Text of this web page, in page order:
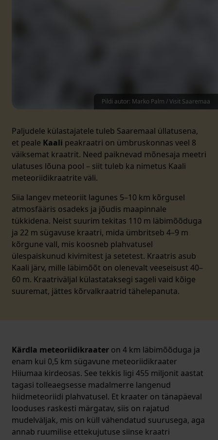
Paljudele külastajatele tuleb Saaremaal üllatusena,
et peale Kaali peakraatri on ümbruskonnas veel 8
väiksemat kraatrit. Need paiknevad mõnesaja meetri
ulatuses lõuna pool – siit tuleb ka nimetus Kaali
meteoriidikraatrite väli.
Siia langev meteoriit lagunes 5–10 km kõrgusel
atmosfääris osadeks ja jõudis maapinnale
tükkidena. Neist suurim tekitas 110 m läbimõõduga
ja 22 m sügavuse kraatri, mida ümbritseb 4–9 m
kõrgune vall, mis koosneb plahvatusel
ülespaiskunud kivimitest ja setetest. Kraatris asub
Kaali järv, mille läbimõõt on olenevalt veeseisust 40–
60 m. Kraatriväljal külastataksegi sageli vaid kõige
suuremat, jättes kõrvalkraatrid tähelepanuta.
Pildi autor: Marko Palm / Visit Saaremaa
Kärdla meteoriidikraater on 4 km läbimõõduga ja
enam kui 0,5 km sügavune meteoriidikraater
Hiiumaa kirdeosas. See tekkis ligi 455 miljonit aastat
tagasi tolleaegsesse madalmerre langenud
hiidmeteoriidi plahvatusel. Et kraater on tänapäeval
looduses raskesti märgatav, siis on rajatud
mudelväljak, mis on küll vähendatud suurusega, aga
annab ruumilise ettekujutuse siinse kraatri